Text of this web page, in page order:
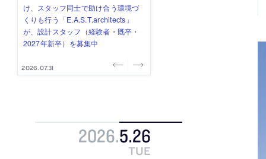
式会社」が、設計スタッフ（経験
者・既卒・2027年新卒）を募集中
2026.08.07
み”を作り、リモートワーク主体の働
き方を実践する「株式会社つぎと」
が、設計スタッフ（経験者・既卒）
を募集中
2026.08.03
ー (業務委託) を募集中
2026.08.03
け、スタッフ同士で助け合う環境づ
くりも行う「E.A.S.T.architects」
が、設計スタッフ（経験者・既卒・
2027年新卒）を募集中
2026.07.31
ALA INC.」が、設計スタッフ・アル
バイト・事務職を募集中
2026.07.30
2026.5.26
TUE